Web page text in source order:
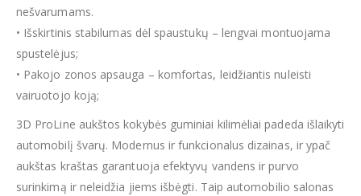
nešvarumams.
• Išskirtinis stabilumas dėl spaustukų – lengvai montuojama
spustelėjus;
• Pakojo zonos apsauga – komfortas, leidžiantis nuleisti
vairuotojo koją;
3D ProLine aukštos kokybės guminiai kilimėliai padeda išlaikyti
automobilį švarų. Modernus ir funkcionalus dizainas, ir ypač
aukštas kraštas garantuoja efektyvų vandens ir purvo
surinkimą ir neleidžia jiems išbėgti. Taip automobilio salonas